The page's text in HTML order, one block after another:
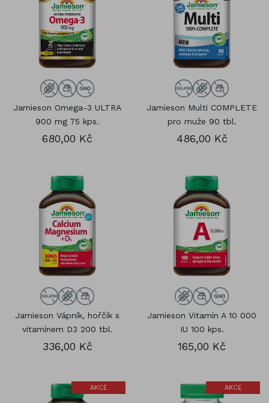
Jamieson Omega-3 ULTRA
900 mg 75 kps.
680,00 Kč
Jamieson Multi COMPLETE
pro muže 90 tbl.
486,00 Kč
Jamieson Vápník, hořčík s
vitamínem D3 200 tbl.
336,00 Kč
Jamieson Vitamín A 10 000
IU 100 kps.
165,00 Kč
AKCE AKCE